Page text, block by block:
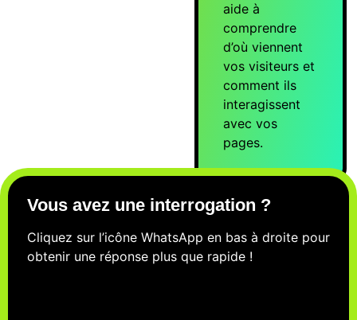
aide à
comprendre
d’où viennent
vos visiteurs et
comment ils
interagissent
avec vos
pages.
Vous avez une interrogation ?
Cliquez sur l’icône WhatsApp en bas à droite pour
obtenir une réponse plus que rapide !